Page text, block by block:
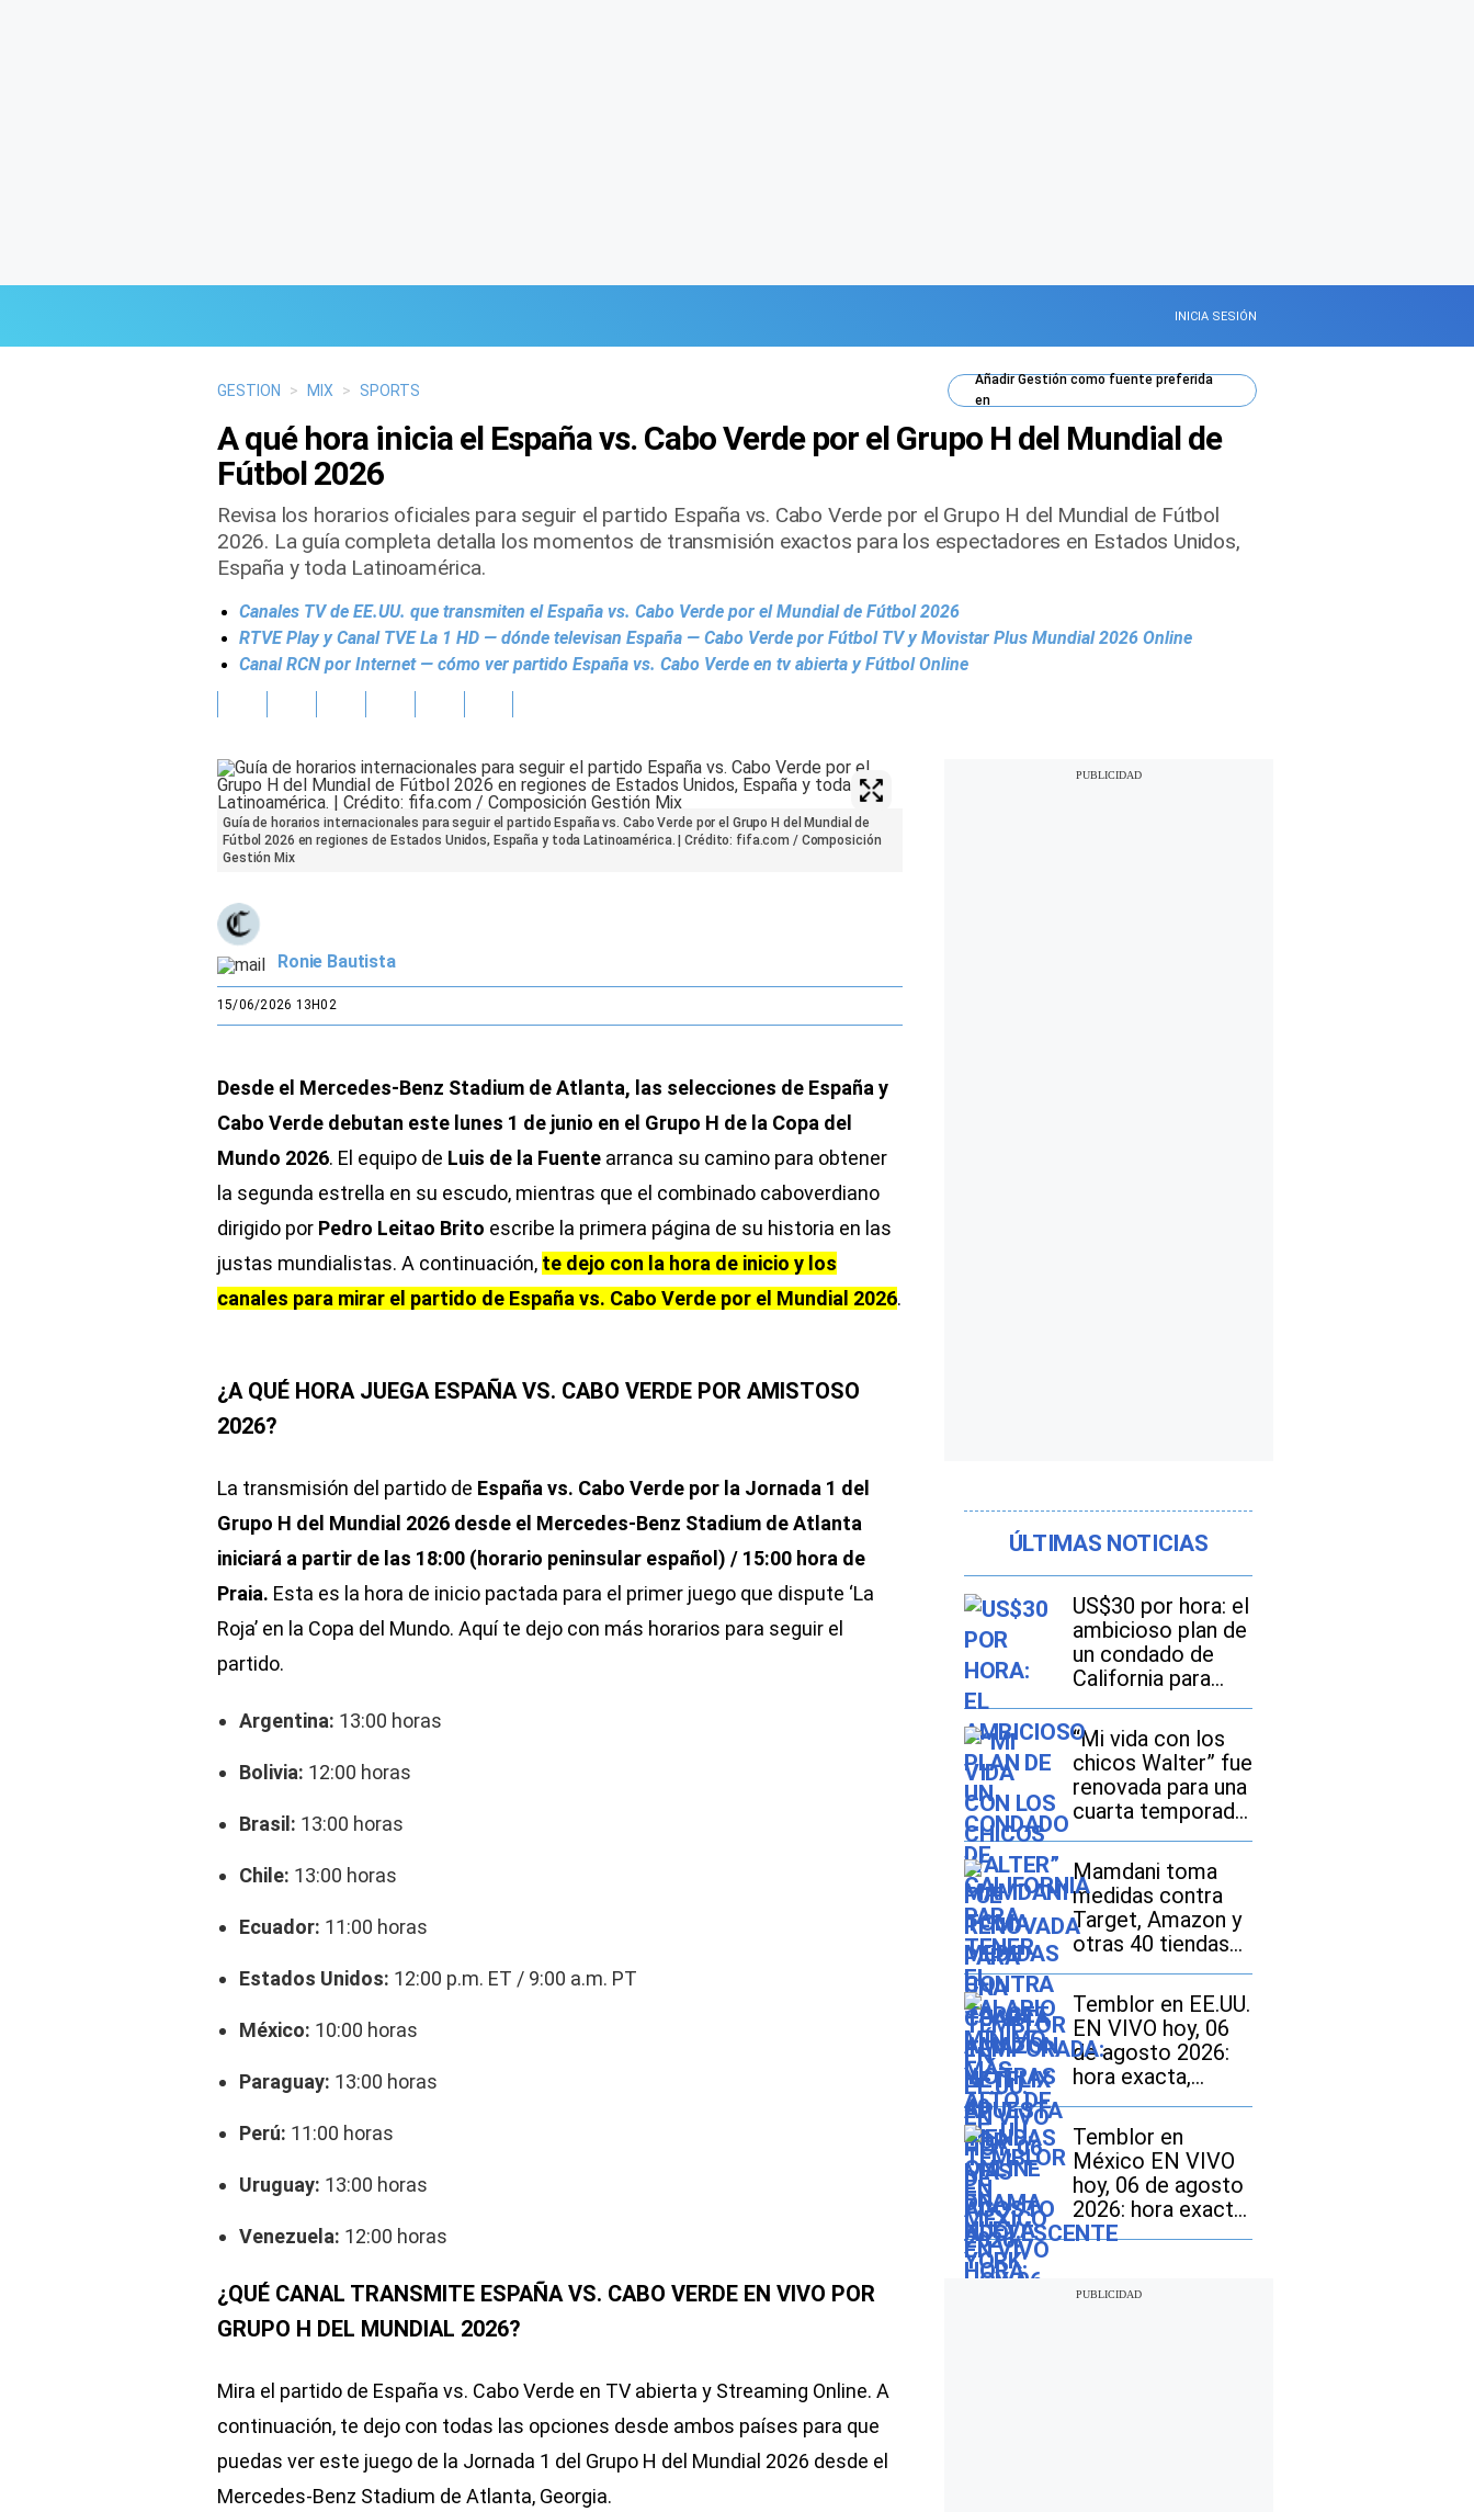
INICIA SESIÓN
GESTION > MIX > SPORTS
AñadirGestióncomo fuente preferida
en
A qué hora inicia el España vs. Cabo Verde por el Grupo H del Mundial de
Fútbol 2026
Revisa los horarios oficiales para seguir el partido España vs. Cabo Verde por el Grupo H del Mundial de Fútbol
2026. La guía completa detalla los momentos de transmisión exactos para los espectadores en Estados Unidos,
España y toda Latinoamérica.
Canales TV de EE.UU. que transmiten el España vs. Cabo Verde por el Mundial de Fútbol 2026
RTVE Play y Canal TVE La 1 HD — dónde televisan España — Cabo Verde por Fútbol TV y Movistar Plus Mundial 2026 Online
Canal RCN por Internet — cómo ver partido España vs. Cabo Verde en tv abierta y Fútbol Online
Guía de horarios internacionales para seguir el partido España vs. Cabo Verde por el Grupo H del Mundial de
Fútbol 2026 en regiones de Estados Unidos, España y toda Latinoamérica. | Crédito: fifa.com / Composición
Gestión Mix
Ronie Bautista
15/06/2026 13H02
Desde el Mercedes-Benz Stadium de Atlanta, las selecciones de España y
Cabo Verde debutan este lunes 1 de junio en el Grupo H de la Copa del
Mundo 2026. El equipo de Luis de la Fuente arranca su camino para obtener
la segunda estrella en su escudo, mientras que el combinado caboverdiano
dirigido por Pedro Leitao Brito escribe la primera página de su historia en las
justas mundialistas. A continuación, te dejo con la hora de inicio y los
canales para mirar el partido de España vs. Cabo Verde por el Mundial 2026.
¿A QUÉ HORA JUEGA ESPAÑA VS. CABO VERDE POR AMISTOSO
2026?
La transmisión del partido de España vs. Cabo Verde por la Jornada 1 del
Grupo H del Mundial 2026 desde el Mercedes-Benz Stadium de Atlanta
iniciará a partir de las 18:00 (horario peninsular español) / 15:00 hora de
Praia. Esta es la hora de inicio pactada para el primer juego que dispute ‘La
Roja’ en la Copa del Mundo. Aquí te dejo con más horarios para seguir el
partido.
Argentina: 13:00 horas
Bolivia: 12:00 horas
Brasil: 13:00 horas
Chile: 13:00 horas
Ecuador: 11:00 horas
Estados Unidos: 12:00 p.m. ET / 9:00 a.m. PT
México: 10:00 horas
Paraguay: 13:00 horas
Perú: 11:00 horas
Uruguay: 13:00 horas
Venezuela: 12:00 horas
¿QUÉ CANAL TRANSMITE ESPAÑA VS. CABO VERDE EN VIVO POR
GRUPO H DEL MUNDIAL 2026?
Mira el partido de España vs. Cabo Verde en TV abierta y Streaming Online. A
continuación, te dejo con todas las opciones desde ambos países para que
puedas ver este juego de la Jornada 1 del Grupo H del Mundial 2026 desde el
Mercedes-Benz Stadium de Atlanta, Georgia.
ÚLTIMAS NOTICIAS
US$30 por hora: el
ambicioso plan de
un condado de
California para
tener el salario
mínimo más alto
de EE. UU.
“Mi vida con los
chicos Walter” fue
renovada para una
cuarta temporada:
Netflix apuesta
por más drama
adolescente
Mamdani toma
medidas contra
Target, Amazon y
otras 40 tiendas
online en Nueva
York: quiénes
están afectados y
por qué
Temblor en EE.UU.
EN VIVO hoy, 06
de agosto 2026:
hora exacta,
magnitud y dónde
fue el epicentro
del último sismo
Temblor en
México EN VIVO
hoy, 06 de agosto
2026: hora exacta,
magnitud y dónde